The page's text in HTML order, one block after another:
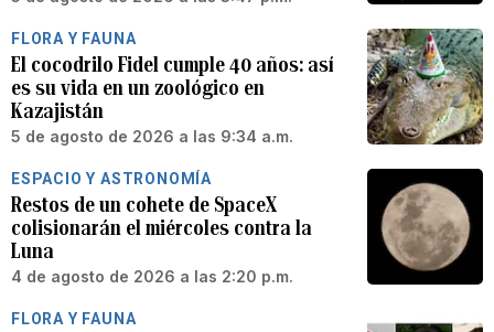
FLORA Y FAUNA
El cocodrilo Fidel cumple 40 años: así
es su vida en un zoológico en
Kazajistán
5 de agosto de 2026 a las 9:34 a.m.
ESPACIO Y ASTRONOMÍA
Restos de un cohete de SpaceX
colisionarán el miércoles contra la
Luna
4 de agosto de 2026 a las 2:20 p.m.
FLORA Y FAUNA